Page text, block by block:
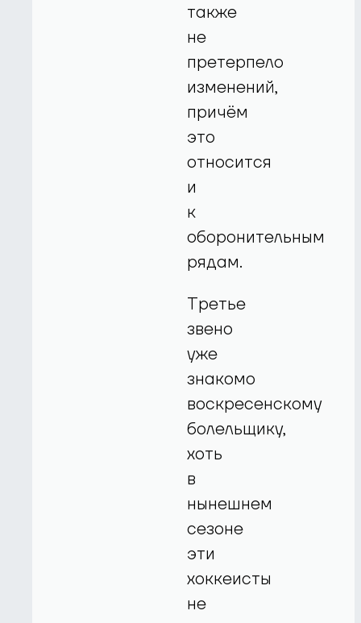
также
не
претерпело
изменений,
причём
это
относится
и
к
оборонительным
рядам.
Третье
звено
уже
знакомо
воскресенскому
болельщику,
хоть
в
нынешнем
сезоне
эти
хоккеисты
не